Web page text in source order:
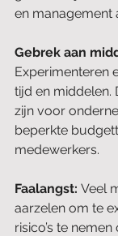
en management
Gebrek aan
Experimenteren
tijd en middelen.
zijn voor
beperkte
medewerkers.
Faalangst: Veel
aarzelen om te
risico’s te